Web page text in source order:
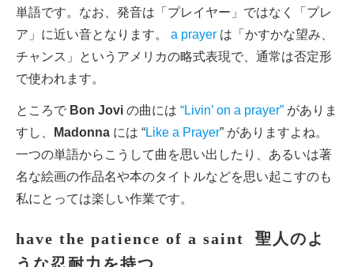
単語です。なお、発音は「プレイヤー」ではなく「プレ
ア」に近い音となります。 a prayer は「かすかな望み、
チャンス」というアメリカの略式表現で、通常は否定形
で使われます。
ところで Bon Jovi の曲には “Livin’ on a prayer” がありま
すし、
Madonna には “Like a Prayer” がありますよね。
一つの単語からこうして曲を思い出したり、あるいは著
名な絵画の作品名や本のタイトルなどを思い起こすのも
私にとっては楽しい作業です。
have the patience of a saint 聖人のよ